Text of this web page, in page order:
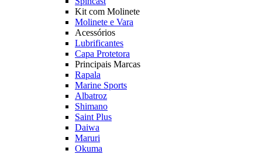
Kit com Molinete
Molinete e Vara
Acessórios
Lubrificantes
Capa Protetora
Principais Marcas
Rapala
Marine Sports
Albatroz
Shimano
Saint Plus
Daiwa
Maruri
Okuma